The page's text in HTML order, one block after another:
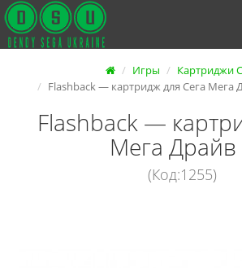
Игры
Картриджи
Flashback — картридж для Сега Мега
Flashback —
Мега Драйв
(Код:1255)